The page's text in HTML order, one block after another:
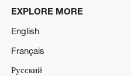
EXPLORE MORE
English
Français
Русский